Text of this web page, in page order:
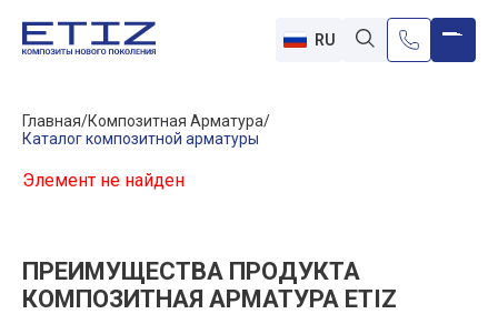
RU
Главная Композитная Арматура
Каталог композитной арматуры
Элемент не найден
ПРЕИМУЩЕСТВА ПРОДУКТА
КОМПОЗИТНАЯ АРМАТУРА ETIZ